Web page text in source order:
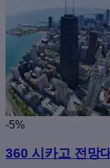
-5%
360 시카고 전망